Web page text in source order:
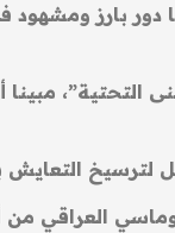
دور بارز ومشهود
مبينا
لترسيخ التعايش
العراقي